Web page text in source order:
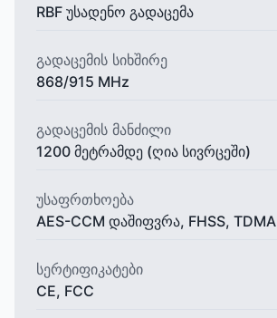
RBF უსადენო გადაცემა
გადაცემის სიხშირე
868/915 MHz
გადაცემის მანძილი
1200 მეტრამდე (ღია სივრცეში)
უსაფრთხოება
AES-CCM დაშიფვრა, FHSS, TDMA
სერტიფიკატები
CE, FCC